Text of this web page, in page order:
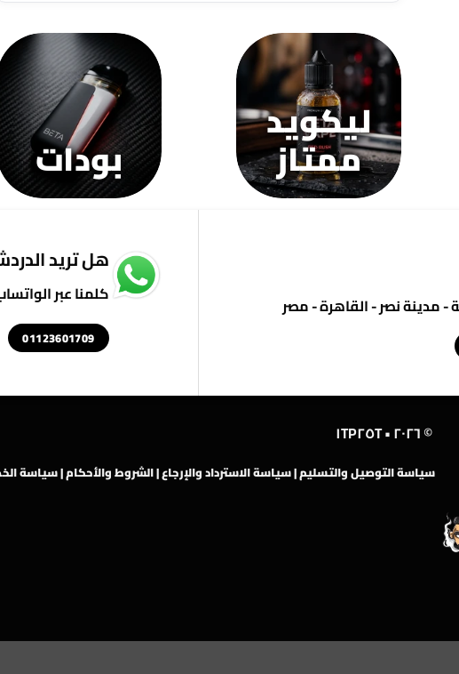
يمكن
الخيارات
على
صفحة
المنتج
يمكن
ليكويد
ممتاز بودات
هل تريد
كلمنا عبر
01123601709
© ٢٠٢٦ • ١TP٢٥T
سياسة التوصيل والتسليم|سياسة الاسترداد والإرجاع|الشروط والأحكام|سياسة